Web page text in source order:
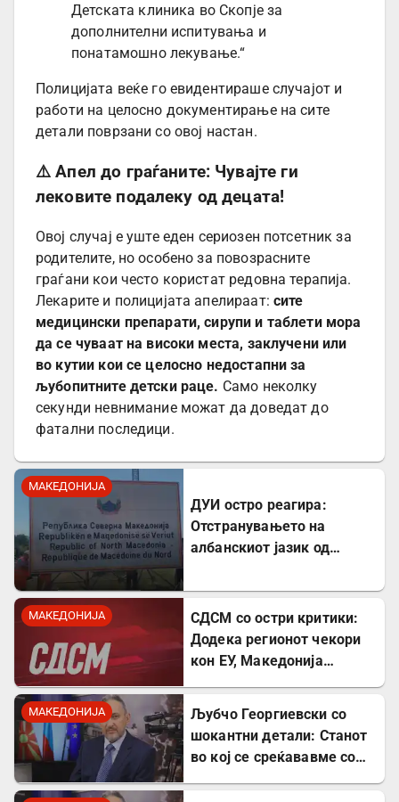
Детската клиника во Скопје за
дополнителни испитувања и
понатамошно лекување.“
Полицијата веќе го евидентираше случајот и
работи на целосно документирање на сите
детали поврзани со овој настан.
⚠️ Апел до граѓаните: Чувајте ги
лековите подалеку од децата!
Овој случај е уште еден сериозен потсетник за
родителите, но особено за повозрасните
граѓани кои често користат редовна терапија.
Лекарите и полицијата апелираат: сите
медицински препарати, сирупи и таблети мора
да се чуваат на високи места, заклучени или
во кутии кои се целосно недостапни за
љубопитните детски раце. Само неколку
секунди невнимание можат да доведат до
фатални последици.
МАКЕДОНИЈА
ДУИ остро реагира:
Отстранувањето на
албанскиот јазик од
тешка провокација
МАКЕДОНИЈА
СДСМ со остри критики:
Додека регионот чекори
кон ЕУ, Македонија
МАКЕДОНИЈА
Љубчо Георгиевски со
шокантни детали: Станот
во кој се среќававме со